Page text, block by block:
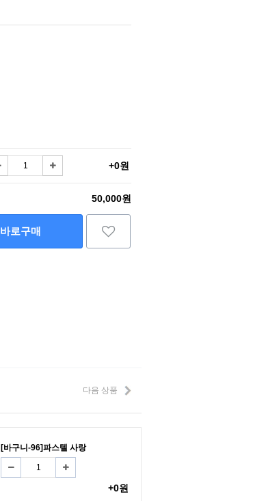
+0원
50,000원
바로구매
다음 상품
[바구니-96]파스텔 사랑
+0원